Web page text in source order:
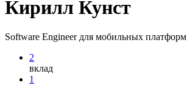
Кирилл Кунст
Software Engineer для мобильных платформ
2
вклад
1